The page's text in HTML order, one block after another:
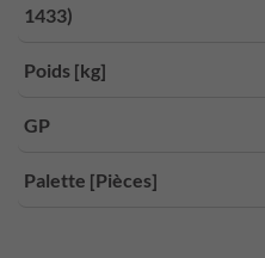
1433)
Poids [kg]
GP
Palette [Pièces]